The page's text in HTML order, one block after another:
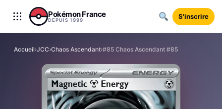
Aller au contenu
Pokémon France
DEPUIS 1999 S'inscrire
Accueil›JCC›Chaos Ascendant›#85 Chaos Ascendant #85